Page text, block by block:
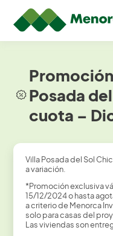
Posada
cuota –
Villa Posada del Sol
a variación.
*Promoción exclusiva
15/12/2024 o hasta
a criterio de Menorca
solo para casas del
Las viviendas son